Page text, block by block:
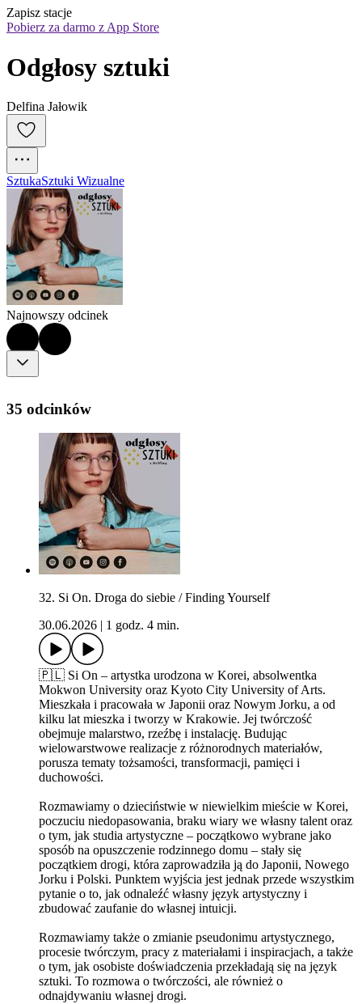
Zapisz stacje
Pobierz za darmo z App Store
Odgłosy sztuki
Delfina Jałowik
SztukaSztuki Wizualne
Najnowszy odcinek
35 odcinków
32. Si On. Droga do siebie / Finding Yourself
30.06.2026
1 godz. 4 min.
🇵🇱 Si On – artystka urodzona w Korei, absolwentka
Mokwon University oraz Kyoto City University of Arts.
Mieszkała i pracowała w Japonii oraz Nowym Jorku, a od
kilku lat mieszka i tworzy w Krakowie. Jej twórczość
obejmuje malarstwo, rzeźbę i instalację. Budując
wielowarstwowe realizacje z różnorodnych materiałów,
porusza tematy tożsamości, transformacji, pamięci i
duchowości.
Rozmawiamy o dzieciństwie w niewielkim mieście w Korei,
poczuciu niedopasowania, braku wiary we własny talent oraz
o tym, jak studia artystyczne – początkowo wybrane jako
sposób na opuszczenie rodzinnego domu – stały się
początkiem drogi, która zaprowadziła ją do Japonii, Nowego
Jorku i Polski. Punktem wyjścia jest jednak przede wszystkim
pytanie o to, jak odnaleźć własny język artystyczny i
zbudować zaufanie do własnej intuicji.
Rozmawiamy także o zmianie pseudonimu artystycznego,
procesie twórczym, pracy z materiałami i inspiracjach, a także
o tym, jak osobiste doświadczenia przekładają się na język
sztuki. To rozmowa o twórczości, ale również o
odnajdywaniu własnej drogi.